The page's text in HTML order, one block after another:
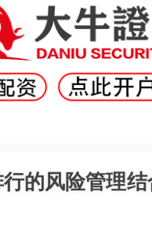
的风险管理结